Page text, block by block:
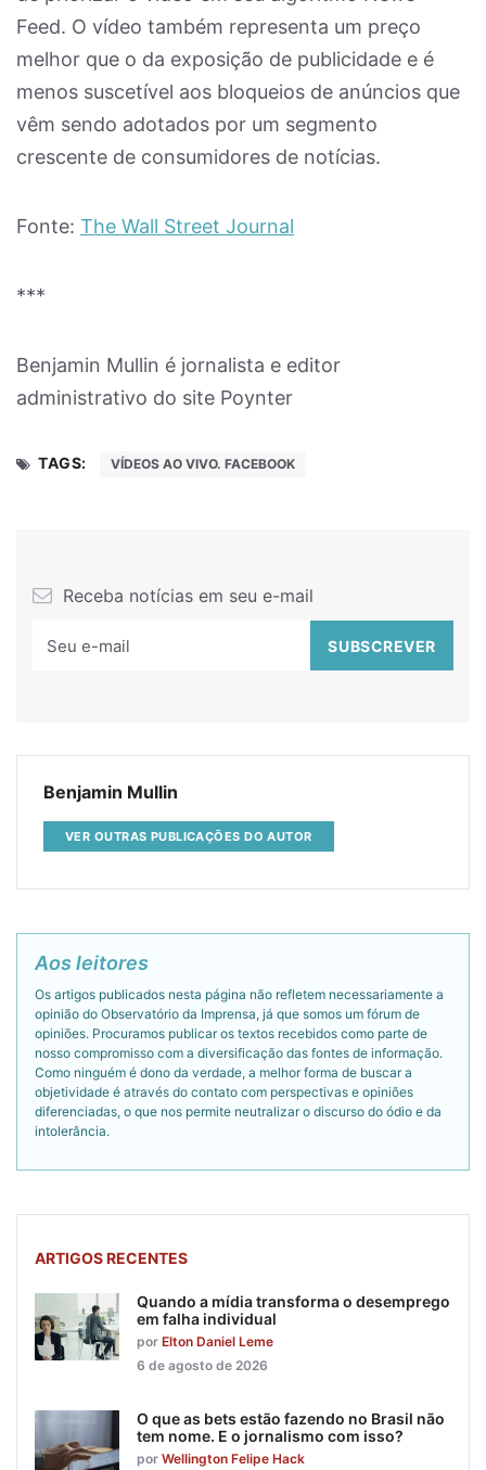
Feed. O vídeo também representa um preço
melhor que o da exposição de publicidade e é
menos suscetível aos bloqueios de anúncios que
vêm sendo adotados por um segmento
crescente de consumidores de notícias.
Fonte: The Wall Street Journal
***
Benjamin Mullin é jornalista e editor
administrativo do site Poynter
TAGS: VÍDEOS AO VIVO. FACEBOOK
Receba notícias em seu e-mail
Benjamin Mullin
VER OUTRAS PUBLICAÇÕES DO AUTOR
Aos leitores
Os artigos publicados nesta página não refletem necessariamente a
opinião do Observatório da Imprensa, já que somos um fórum de
opiniões. Procuramos publicar os textos recebidos como parte de
nosso compromisso com a diversificação das fontes de informação.
Como ninguém é dono da verdade, a melhor forma de buscar a
objetividade é através do contato com perspectivas e opiniões
diferenciadas, o que nos permite neutralizar o discurso do ódio e da
intolerância.
ARTIGOS RECENTES
Quando a mídia transforma o desemprego
em falha individual
por Elton Daniel Leme
6 de agosto de 2026
O que as bets estão fazendo no Brasil não
tem nome. E o jornalismo com isso?
por Wellington Felipe Hack